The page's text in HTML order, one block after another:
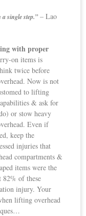
single step.”– Lao
with proper
on items is
twice before
Now is not
to lifting
& ask for
or stow heavy
Even if
keep the
injuries that
compartments &
items were the
of these
injury. Your
lifting overhead